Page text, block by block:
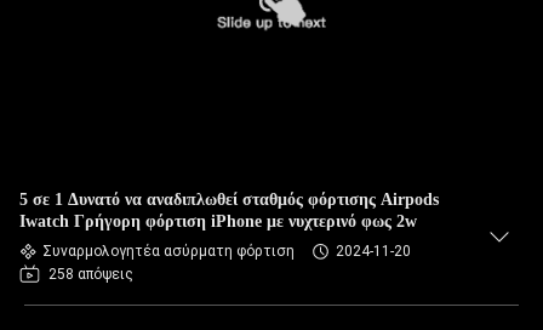
5 σε 1 Δυνατό να αναδιπλωθεί σταθμός φόρτισης Airpods
Iwatch Γρήγορη φόρτιση iPhone με νυχτερινό φως 2w
Συναρμολογητέα ασύρματη φόρτιση
2024-11-20
258 απόψεις